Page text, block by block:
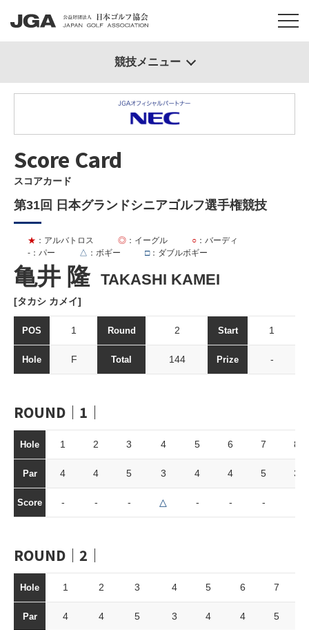
Score Card
スコアカード
第31回 日本グランドシニアゴルフ選手権競技
亀井 隆 TAKASHI KAMEI
[タカシ カメイ]
★ ：アルバトロス ◎ ：イーグル ○ ：バーディ
- ：パー △ ：ボギー □：ダブルボギー
POS 1 Round 2 Start 1
Hole F Total 144 Prize -
ROUND｜1｜
Hole 1 2 3 4 5 6 7 8
Par 4 4 5 3 4 4 5 3
Score - - - △ - - -
ROUND｜2｜
Hole 1 2 3 4 5 6 7
Par 4 4 5 3 4 4 5
競技メニュー